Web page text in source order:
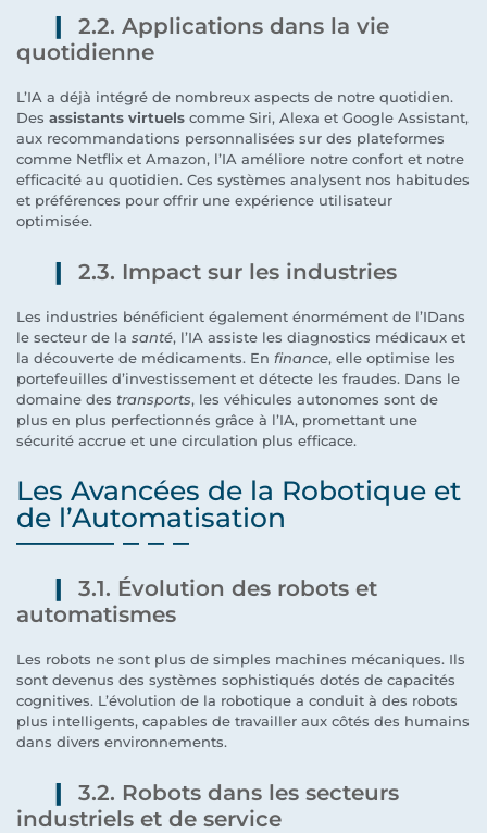
2.2. Applications dans la vie
quotidienne
L’IA a déjà intégré de nombreux aspects de notre quotidien.
Des assistants virtuels comme Siri, Alexa et Google Assistant,
aux recommandations personnalisées sur des plateformes
comme Netflix et Amazon, l’IA améliore notre confort et notre
efficacité au quotidien. Ces systèmes analysent nos habitudes
et préférences pour offrir une expérience utilisateur
optimisée.
2.3. Impact sur les industries
Les industries bénéficient également énormément de l’IDans
le secteur de la santé, l’IA assiste les diagnostics médicaux et
la découverte de médicaments. En finance, elle optimise les
portefeuilles d’investissement et détecte les fraudes. Dans le
domaine des transports, les véhicules autonomes sont de
plus en plus perfectionnés grâce à l’IA, promettant une
sécurité accrue et une circulation plus efficace.
Les Avancées de la Robotique et
de l’Automatisation
3.1. Évolution des robots et
automatismes
Les robots ne sont plus de simples machines mécaniques. Ils
sont devenus des systèmes sophistiqués dotés de capacités
cognitives. L’évolution de la robotique a conduit à des robots
plus intelligents, capables de travailler aux côtés des humains
dans divers environnements.
3.2. Robots dans les secteurs
industriels et de service